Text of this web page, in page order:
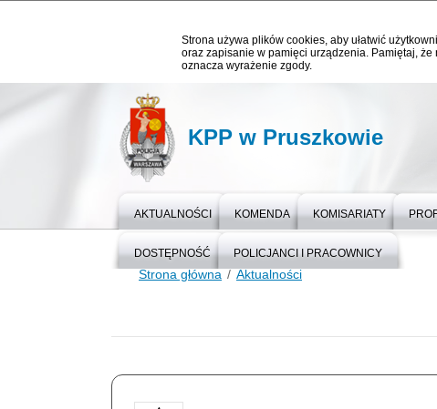
Strona używa plików cookies, aby ułatwić
oraz zapisanie w pamięci urządzenia. Pamiętaj,
oznacza wyrażenie zgody.
KPP w Pruszkowie
AKTUALNOŚCI KOMENDA KOMISARIATY
DOSTĘPNOŚĆ POLICJANCI I PRACOWNICY
Strona główna Aktualności